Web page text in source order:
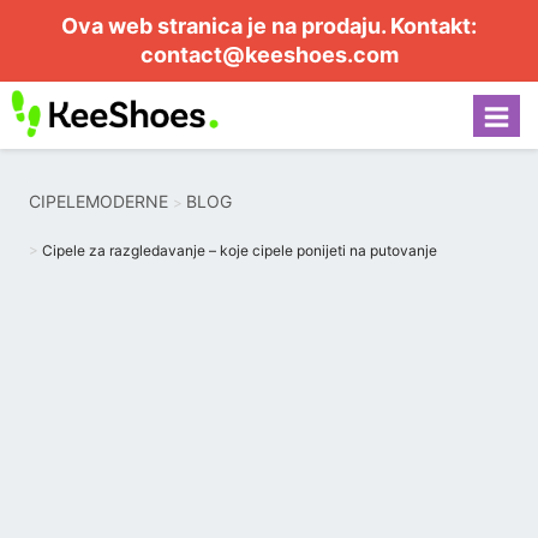
Ova web stranica je na prodaju. Kontakt:
contact@keeshoes.com
CIPELEMODERNE BLOG
Cipele za razgledavanje – koje cipele ponijeti na putovanje